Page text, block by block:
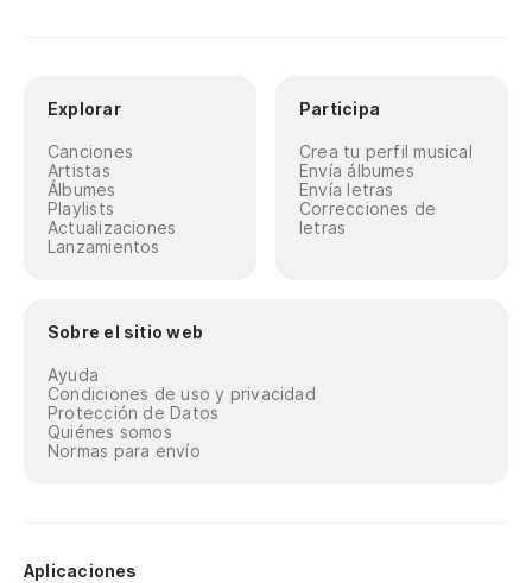
Explorar
Canciones
Artistas
Álbumes
Playlists
Actualizaciones
Lanzamientos
Participa
Crea tu perfil musical
Envía álbumes
Envía letras
Correcciones de
letras
Sobre el sitio web
Ayuda
Condiciones de uso y privacidad
Protección de Datos
Quiénes somos
Normas para envío
Aplicaciones